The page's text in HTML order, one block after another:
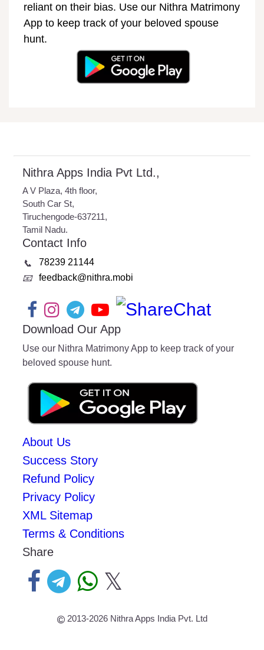
reliant on their bias. Use our Nithra Matrimony
App to keep track of your beloved spouse
hunt.
Nithra Apps India Pvt Ltd.,
A V Plaza, 4th floor,
South Car St,
Tiruchengode-637211,
Tamil Nadu.
Contact Info
📞
78239 21144
📧
feedback@nithra.mobi
Download Our App
Use our Nithra Matrimony App to keep track of your
beloved spouse hunt.
About Us
Success Story
Refund Policy
Privacy Policy
XML Sitemap
Terms & Conditions
Share
𝕏
2013-2026 Nithra Apps India Pvt. Ltd